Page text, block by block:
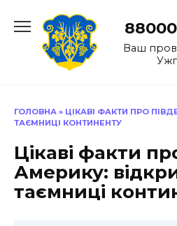
до
Ваш
ГОЛОВНА » ЦІКАВІ ФАКТИ ПРО
ТАЄМНИЦІ КОНТИНЕНТУ
Цікаві факти
Америку:
таємниці